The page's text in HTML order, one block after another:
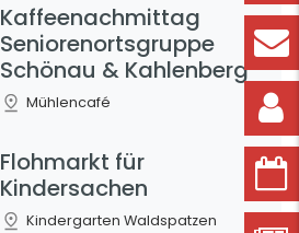
Kaffeenachmittag
Seniorenortsgruppe
Schönau & Kahlenberg
Mühlencafé
Flohmarkt für
Kindersachen
Kindergarten Waldspatzen